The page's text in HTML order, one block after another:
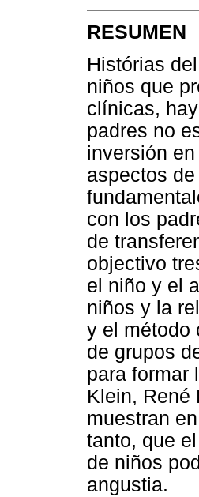
RESUMEN
Histórias
niños que
clínicas,
padres no
inversión
aspectos
con los
de
objectivo
el niño y el
niños y la
y el método
de grupos
para formar
Klein, René
muestran
tanto, que
de niños
angustia.